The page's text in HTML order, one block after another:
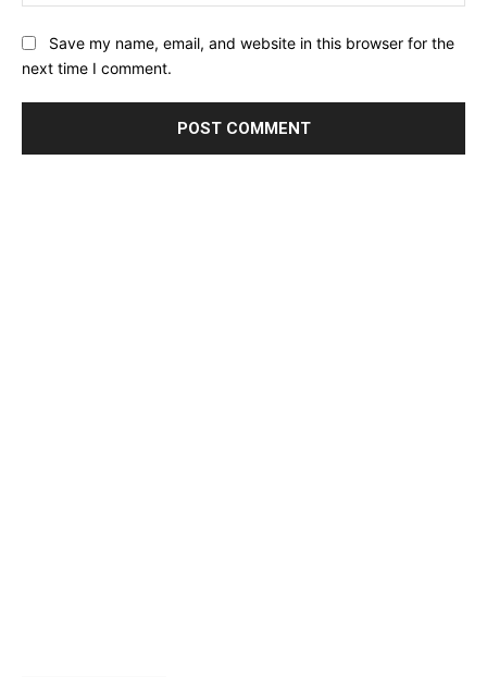
Website:Save my name, email, and website in this browser for the
next time I comment.